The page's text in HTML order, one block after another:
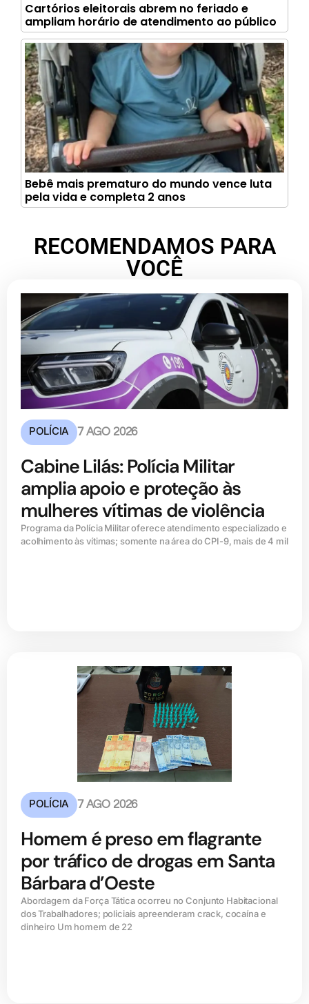
Cartórios eleitorais abrem no feriado e
ampliam horário de atendimento ao público
Bebê mais prematuro do mundo vence luta
pela vida e completa 2 anos
RECOMENDAMOS PARA
VOCÊ
POLÍCIA 7 AGO 2026
Cabine Lilás: Polícia Militar
amplia apoio e proteção às
mulheres vítimas de violência
Programa da Polícia Militar oferece atendimento especializado e
acolhimento às vítimas; somente na área do CPI-9, mais de 4 mil
POLÍCIA 7 AGO 2026
Homem é preso em flagrante
por tráfico de drogas em Santa
Bárbara d’Oeste
Abordagem da Força Tática ocorreu no Conjunto Habitacional
dos Trabalhadores; policiais apreenderam crack, cocaína e
dinheiro Um homem de 22